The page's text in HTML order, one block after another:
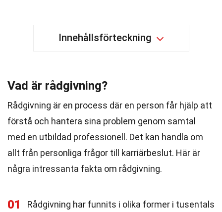
Innehållsförteckning
Vad är rådgivning?
Rådgivning är en process där en person får hjälp att
förstå och hantera sina problem genom samtal
med en utbildad professionell. Det kan handla om
allt från personliga frågor till karriärbeslut. Här är
några intressanta fakta om rådgivning.
01
Rådgivning har funnits i olika former i tusentals